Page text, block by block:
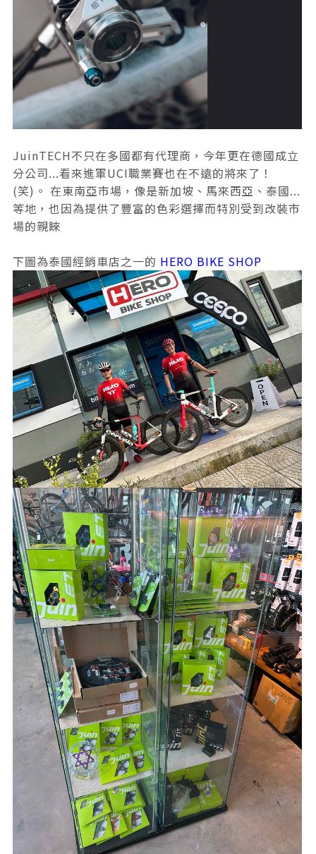
JuinTECH不只在多國都有代理商，今年更在德國成立
分公司...看來進軍UCI職業賽也在不遠的將來了！
(笑)。 在東南亞市場，像是新加坡、馬來西亞、泰國...
等地，也因為提供了豐富的色彩選擇而特別受到改裝市
場的親睞
下圖為泰國經銷車店之一的 HERO BIKE SHOP